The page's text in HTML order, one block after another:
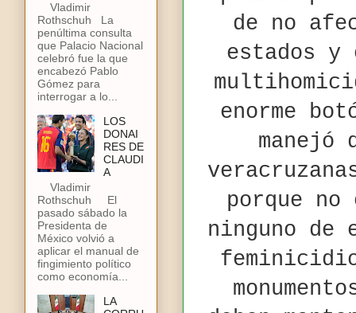
de no
estados y
enorme
manejó
porque no
ninguno de
Vladimir
Rothschuh La
penúltima consulta
que Palacio Nacional
celebró fue la que
encabezó Pablo
Gómez para
interrogar a lo...
LOS
DONAI
RES DE
CLAUDI
A
Vladimir
Rothschuh El
pasado sábado la
Presidenta de
México volvió a
aplicar el manual de
fingimiento político
como economía...
LA